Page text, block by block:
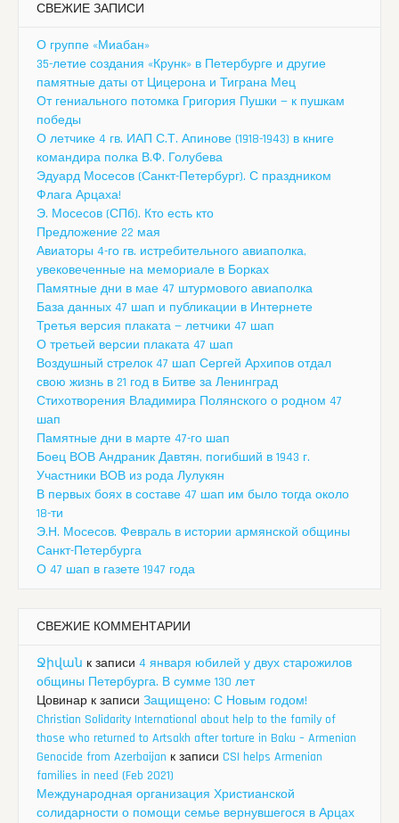
СВЕЖИЕ ЗАПИСИ
О группе «Миабан»
35-летие создания «Крунк» в Петербурге и другие
памятные даты от Цицерона и Тиграна Мец
От гениального потомка Григория Пушки — к пушкам
победы
О летчике 4 гв. ИАП С.Т. Апинове (1918-1943) в книге
командира полка В.Ф. Голубева
Эдуард Мосесов (Санкт-Петербург). С праздником
Флага Арцаха!
Э. Мосесов (СПб). Кто есть кто
Предложение 22 мая
Авиаторы 4-го гв. истребительного авиаполка,
увековеченные на мемориале в Борках
Памятные дни в мае 47 штурмового авиаполка
База данных 47 шап и публикации в Интернете
Третья версия плаката — летчики 47 шап
О третьей версии плаката 47 шап
Воздушный стрелок 47 шап Сергей Архипов отдал
свою жизнь в 21 год в Битве за Ленинград
Стихотворения Владимира Полянского о родном 47
шап
Памятные дни в марте 47-го шап
Боец ВОВ Андраник Давтян, погибший в 1943 г.
Участники ВОВ из рода Лулукян
В первых боях в составе 47 шап им было тогда около
18-ти
Э.Н. Мосесов. Февраль в истории армянской общины
Санкт-Петербурга
О 47 шап в газете 1947 года
СВЕЖИЕ КОММЕНТАРИИ
Ջիվան к записи 4 января юбилей у двух старожилов
общины Петербурга. В сумме 130 лет
Цовинар к записи Защищено: С Новым годом!
Christian Solidarity International about help to the family of
those who returned to Artsakh after torture in Baku – Armenian
Genocide from Azerbaijan к записи CSI helps Armenian
families in need (Feb 2021)
Международная организация Христианской
солидарности о помощи семье вернувшегося в Арцах